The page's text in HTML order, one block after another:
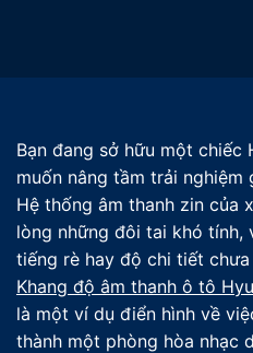
Bạn đang sở hữu một chiếc
muốn nâng tầm trải
Hệ thống âm thanh zin của
lòng những đôi tai khó tính,
tiếng rè hay độ chi tiết
Khang độ âm thanh ô tô
là một ví dụ điển hình về
thành một phòng hòa nhạc